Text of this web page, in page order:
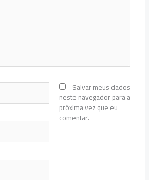
Salvar meus dados
neste navegador para a
próxima vez que eu
comentar.